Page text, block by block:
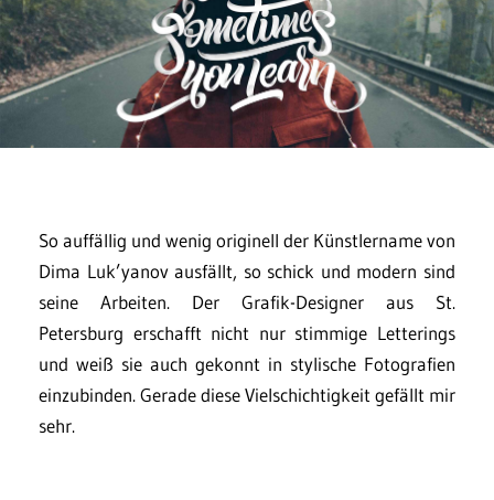
So auffällig und wenig originell der Künstlername von
Dima Luk’yanov ausfällt, so schick und modern sind
seine Arbeiten. Der Grafik-Designer aus St.
Petersburg erschafft nicht nur stimmige Letterings
und weiß sie auch gekonnt in stylische Fotografien
einzubinden. Gerade diese Vielschichtigkeit gefällt mir
sehr.